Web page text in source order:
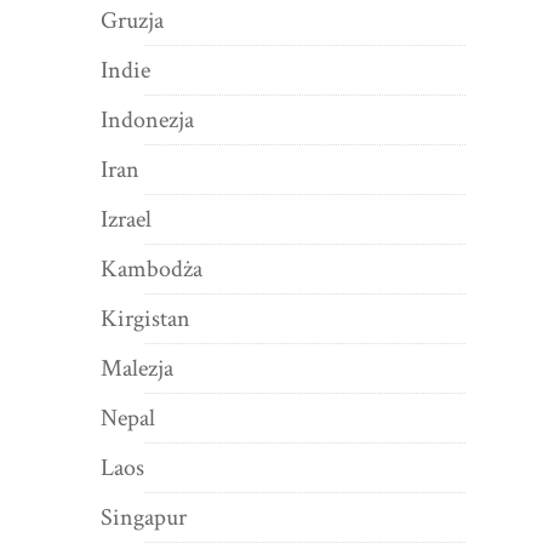
Gruzja
Indie
Indonezja
Iran
Izrael
Kambodża
Kirgistan
Malezja
Nepal
Laos
Singapur